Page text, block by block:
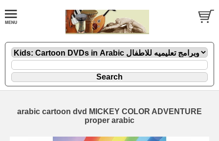
arabic cartoon dvd MICKEY COLOR ADVENTURE
proper arabic